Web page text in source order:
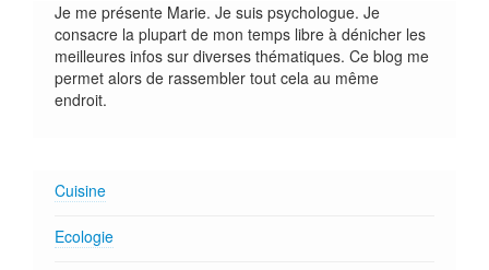
Je me présente Marie. Je suis psychologue. Je
consacre la plupart de mon temps libre à dénicher les
meilleures infos sur diverses thématiques. Ce blog me
permet alors de rassembler tout cela au même
endroit.
Cuisine
Ecologie